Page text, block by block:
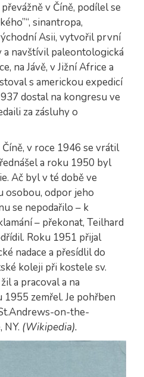
v Číně, podílel se
sinantropa,
Asii, vytvořil první
navštívil paleontologická
na Jávě, v Jižní Africe a
s americkou expedicí
dostal na kongresu ve
za zásluhy o
v roce 1946 se vrátil
a roku 1950 byl
Ač byl v té době ve
osobou, odpor jeho
se nepodařilo – k
– překonat, Teilhard
Roku 1951 přijal
nadace a přesídlil do
koleji při kostele sv.
a pracoval a na
zemřel. Je pohřben
on-the-
NY. (Wikipedia).